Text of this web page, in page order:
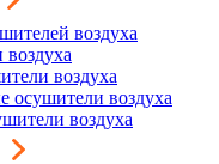
воздуха
воздуха
воздуха
воздуха